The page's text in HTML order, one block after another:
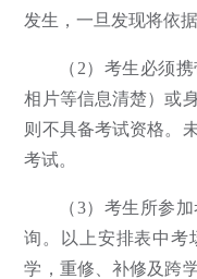
发生，一旦发现将依
（2）考生必须
相片等信息清楚）或
则不具备考试资格。
考试。
（3）考生所参
询。以上安排表中考
学，重修、补修及跨